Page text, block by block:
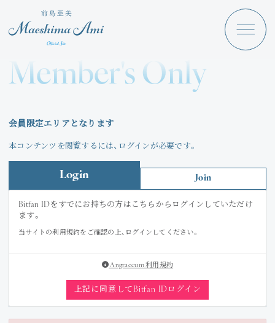
Maeshima Ami Discography
News
Profile
Store
Join
Photo
Member's Only
会員限定エリアとなります
本コンテンツを閲覧するには、ログインが必要です。
Login Join
Bitfan IDをすでにお持ちの方はこちらからログインしていただけ
ます。
当サイトの利用規約をご確認の上、ログインしてください。
Angraecum 利用規約
上記に同意してBitfan IDログイン